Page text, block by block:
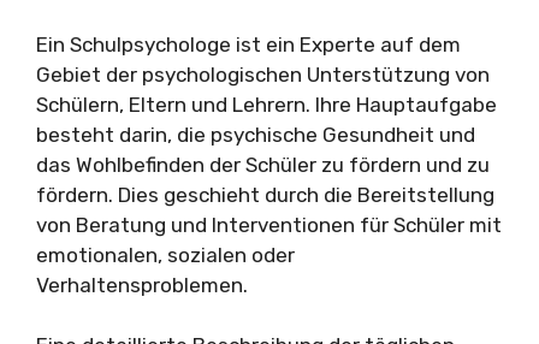
Ein Schulpsychologe ist ein Experte auf dem
Gebiet der psychologischen Unterstützung von
Schülern, Eltern und Lehrern. Ihre Hauptaufgabe
besteht darin, die psychische Gesundheit und
das Wohlbefinden der Schüler zu fördern und zu
fördern. Dies geschieht durch die Bereitstellung
von Beratung und Interventionen für Schüler mit
emotionalen, sozialen oder
Verhaltensproblemen.